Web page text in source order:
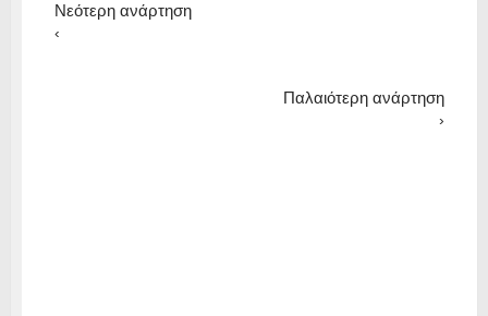
Νεότερη ανάρτηση
‹
Παλαιότερη ανάρτηση
›